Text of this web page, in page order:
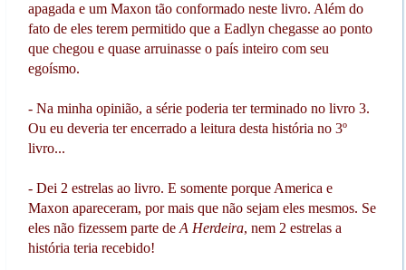
apagada e um Maxon tão conformado neste livro. Além do
fato de eles terem permitido que a Eadlyn chegasse ao ponto
que chegou e quase arruinasse o país inteiro com seu
egoísmo.
- Na minha opinião, a série poderia ter terminado no livro 3.
Ou eu deveria ter encerrado a leitura desta história no 3º
livro...
- Dei 2 estrelas ao livro. E somente porque America e
Maxon apareceram, por mais que não sejam eles mesmos. Se
eles não fizessem parte de A Herdeira, nem 2 estrelas a
história teria recebido!